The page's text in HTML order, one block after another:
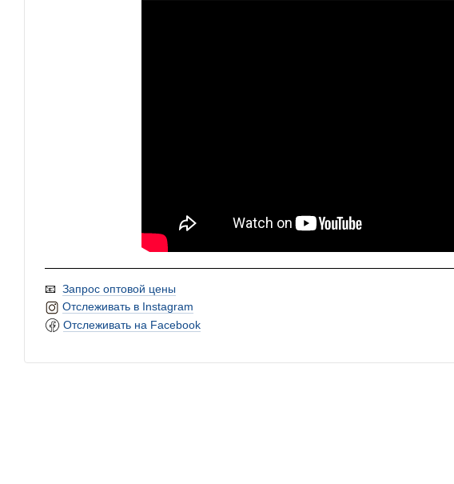
📧 Запрос оптовой цены
Отслеживать в Instagram
Отслеживать на Facebook